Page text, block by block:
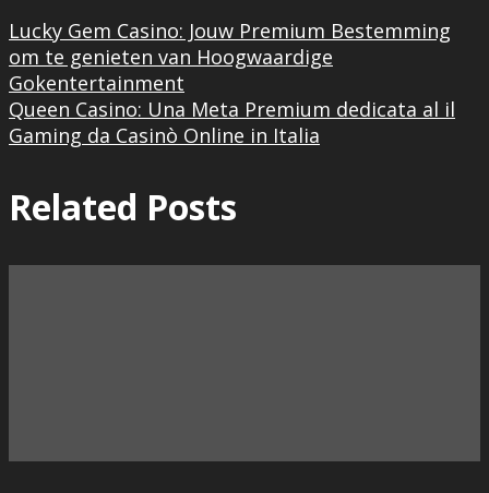
Lucky Gem Casino: Jouw Premium Bestemming
om te genieten van Hoogwaardige
Gokentertainment
Queen Casino: Una Meta Premium dedicata al il
Gaming da Casinò Online in Italia
Related Posts